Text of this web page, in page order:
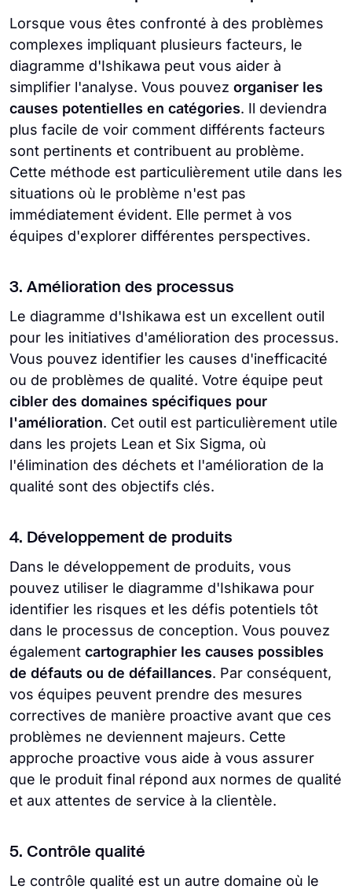
Lorsque vous êtes confronté à des problèmes
complexes impliquant plusieurs facteurs, le
diagramme d'Ishikawa peut vous aider à
simplifier l'analyse. Vous pouvez organiser les
causes potentielles en catégories. Il deviendra
plus facile de voir comment différents facteurs
sont pertinents et contribuent au problème.
Cette méthode est particulièrement utile dans les
situations où le problème n'est pas
immédiatement évident. Elle permet à vos
équipes d'explorer différentes perspectives.
3. Amélioration des processus
Le diagramme d'Ishikawa est un excellent outil
pour les initiatives d'amélioration des processus.
Vous pouvez identifier les causes d'inefficacité
ou de problèmes de qualité. Votre équipe peut
cibler des domaines spécifiques pour
l'amélioration. Cet outil est particulièrement utile
dans les projets Lean et Six Sigma, où
l'élimination des déchets et l'amélioration de la
qualité sont des objectifs clés.
4. Développement de produits
Dans le développement de produits, vous
pouvez utiliser le diagramme d'Ishikawa pour
identifier les risques et les défis potentiels tôt
dans le processus de conception. Vous pouvez
également cartographier les causes possibles
de défauts ou de défaillances. Par conséquent,
vos équipes peuvent prendre des mesures
correctives de manière proactive avant que ces
problèmes ne deviennent majeurs. Cette
approche proactive vous aide à vous assurer
que le produit final répond aux normes de qualité
et aux attentes de service à la clientèle.
5. Contrôle qualité
Le contrôle qualité est un autre domaine où le